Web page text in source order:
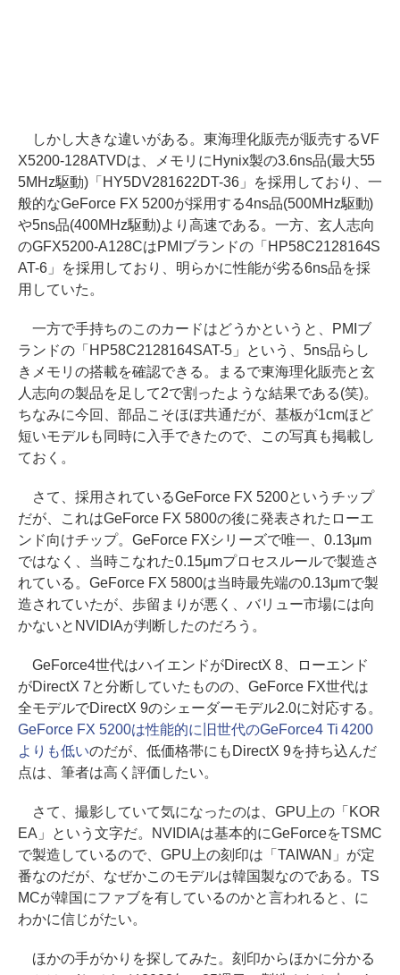
しかし大きな違いがある。東海理化販売が販売するVF
X5200-128ATVDは、メモリにHynix製の3.6ns品(最大55
5MHz駆動)「HY5DV281622DT-36」を採用しており、一
般的なGeForce FX 5200が採用する4ns品(500MHz駆動)
や5ns品(400MHz駆動)より高速である。一方、玄人志向
のGFX5200-A128CはPMIブランドの「HP58C2128164S
AT-6」を採用しており、明らかに性能が劣る6ns品を採
用していた。
一方で手持ちのこのカードはどうかというと、PMIブ
ランドの「HP58C2128164SAT-5」という、5ns品らし
きメモリの搭載を確認できる。まるで東海理化販売と玄
人志向の製品を足して2で割ったような結果である(笑)。
ちなみに今回、部品こそほぼ共通だが、基板が1cmほど
短いモデルも同時に入手できたので、この写真も掲載し
ておく。
さて、採用されているGeForce FX 5200というチップ
だが、これはGeForce FX 5800の後に発表されたローエ
ンド向けチップ。GeForce FXシリーズで唯一、0.13μm
ではなく、当時こなれた0.15μmプロセスルールで製造さ
れている。GeForce FX 5800は当時最先端の0.13μmで製
造されていたが、歩留まりが悪く、バリュー市場には向
かないとNVIDIAが判断したのだろう。
GeForce4世代はハイエンドがDirectX 8、ローエンド
がDirectX 7と分断していたものの、GeForce FX世代は
全モデルでDirectX 9のシェーダーモデル2.0に対応する。
GeForce FX 5200は性能的に旧世代のGeForce4 Ti 4200
よりも低いのだが、低価格帯にもDirectX 9を持ち込んだ
点は、筆者は高く評価したい。
さて、撮影していて気になったのは、GPU上の「KOR
EA」という文字だ。NVIDIAは基本的にGeForceをTSMC
で製造しているので、GPU上の刻印は「TAIWAN」が定
番なのだが、なぜかこのモデルは韓国製なのである。TS
MCが韓国にファブを有しているのかと言われると、に
わかに信じがたい。
ほかの手がかりを探してみた。刻印からほかに分かる